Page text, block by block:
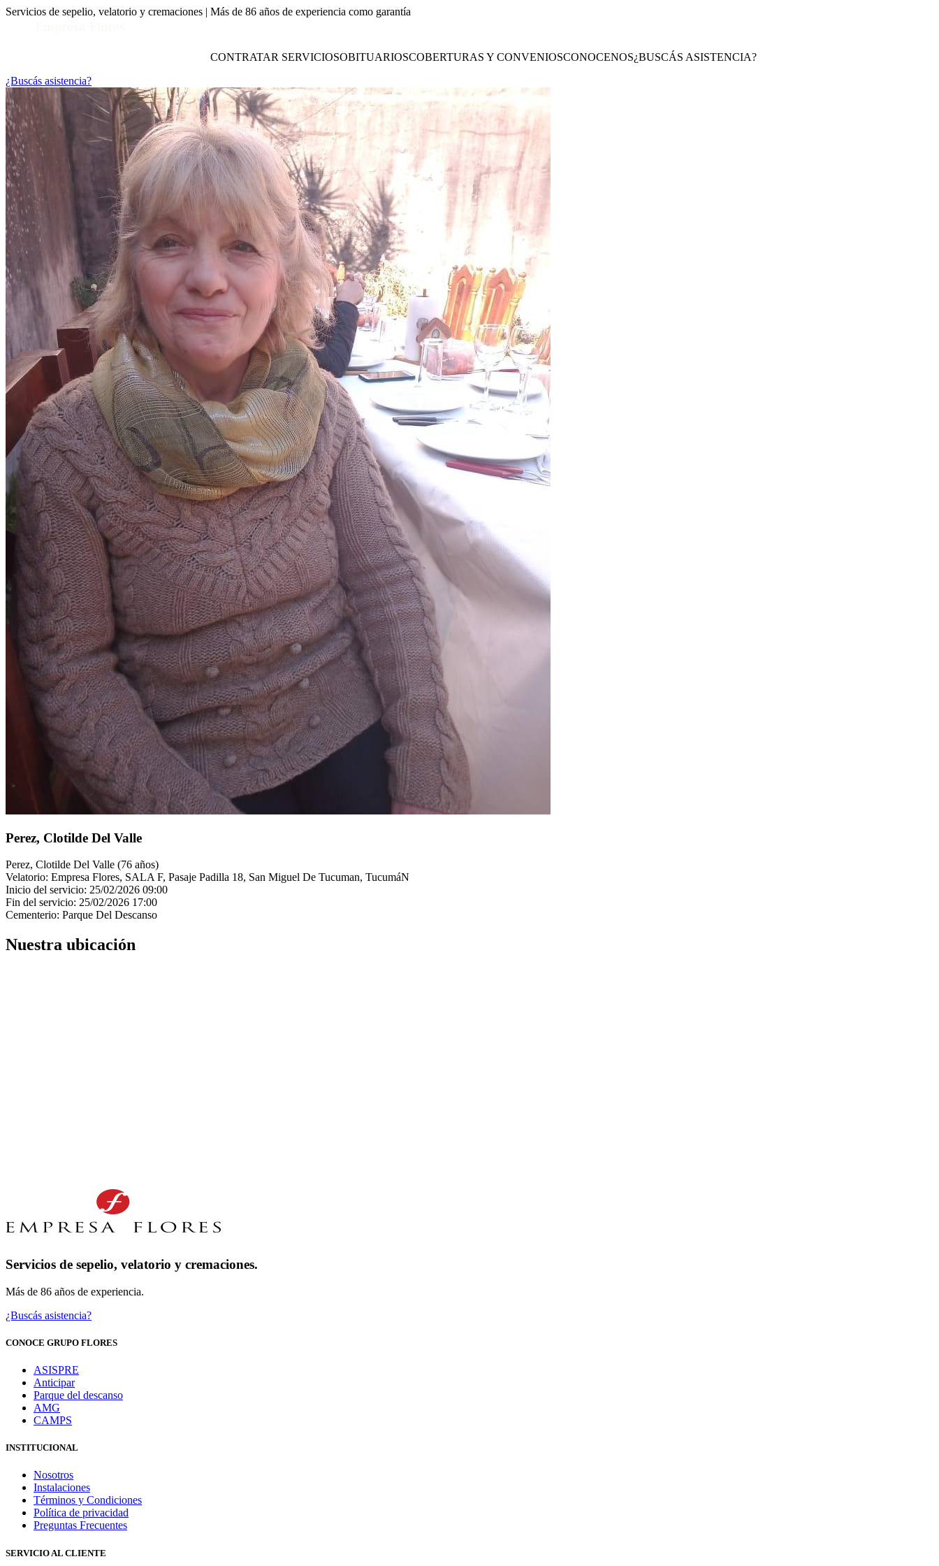
Servicios de sepelio, velatorio y cremaciones | Más de 86 años de experiencia como garantía
CONTRATAR SERVICIOSOBITUARIOSCOBERTURAS Y CONVENIOSCONOCENOS¿BUSCÁS ASISTENCIA?
¿Buscás asistencia?
Perez, Clotilde Del Valle
Perez, Clotilde Del Valle (76 años)
Velatorio: Empresa Flores, SALA F, Pasaje Padilla 18, San Miguel De Tucuman, TucumáN
Inicio del servicio: 25/02/2026 09:00
Fin del servicio: 25/02/2026 17:00
Cementerio: Parque Del Descanso
Nuestra ubicación
Servicios de sepelio, velatorio y cremaciones.
Más de 86 años de experiencia.
¿Buscás asistencia?
CONOCE GRUPO FLORES
ASISPRE
Anticipar
Parque del descanso
AMG
CAMPS
INSTITUCIONAL
Nosotros
Instalaciones
Términos y Condiciones
Política de privacidad
Preguntas Frecuentes
SERVICIO AL CLIENTE